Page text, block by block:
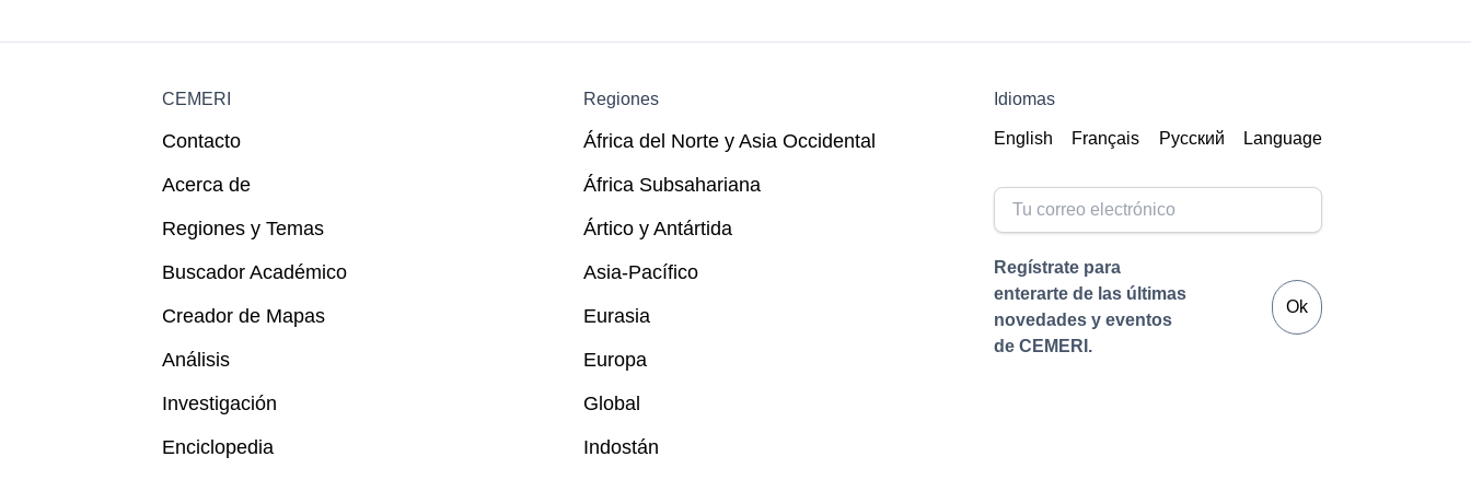
CEMERI
Contacto
Acerca de
Regiones y Temas
Buscador Académico
Creador de Mapas
Análisis
Investigación
Enciclopedia
Regiones
África del Norte y Asia Occidental
África Subsahariana
Ártico y Antártida
Asia-Pacífico
Eurasia
Europa
Global
Indostán
Idiomas
English Français Русский Language
Regístrate para
enterarte de las últimas
novedades y eventos
de CEMERI.
Ok